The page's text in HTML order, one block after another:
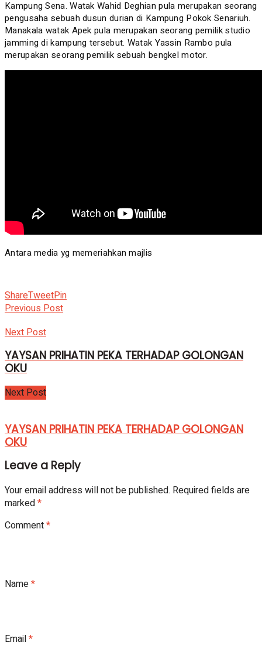
Kampung Sena. Watak Wahid Deghian pula merupakan seorang
pengusaha sebuah dusun durian di Kampung Pokok Senariuh.
Manakala watak Apek pula merupakan seorang pemilik studio
jamming di kampung tersebut. Watak Yassin Rambo pula
merupakan seorang pemilik sebuah bengkel motor.
Antara media yg memeriahkan majlis
ShareTweetPin
Previous Post
Next Post
YAYSAN PRIHATIN PEKA TERHADAP GOLONGAN
OKU
Next Post
YAYSAN PRIHATIN PEKA TERHADAP GOLONGAN
OKU
Leave a Reply
Your email address will not be published. Required fields are
marked*
Comment*
Name*
Email*